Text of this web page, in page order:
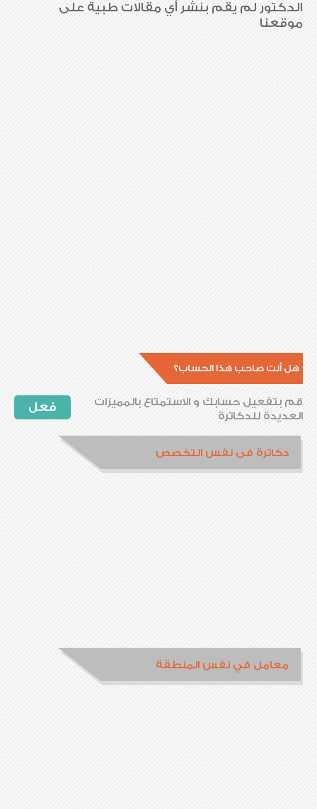
الدكتور لم يقم بنشر أي مقالات طبية على
موقعنا
هل أنت صاحب هذا الحساب؟
فعل
قم بتفعيل حسابك و الاستمتاع بالمميزات
العديدة للدكاترة
دكاترة فى نفس التخصص
معامل في نفس المنطقة